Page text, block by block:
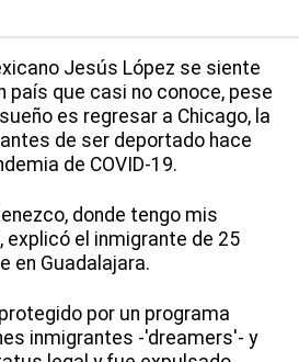
Jesús López se siente
país que casi no conoce, pese
es regresar a Chicago, la
de ser deportado hace
de COVID-19.
donde tengo mis
explicó el inmigrante de 25
en Guadalajara.
por un programa
inmigrantes -'dreamers'- y